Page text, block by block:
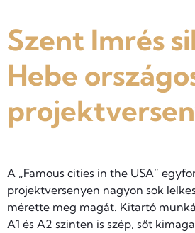
Szent Imrés
Hebe
A „Famous cities in the USA”
projektversenyen nagyon sok
mérette meg magát. Kitartó
A1 és A2 szinten is szép, sőt